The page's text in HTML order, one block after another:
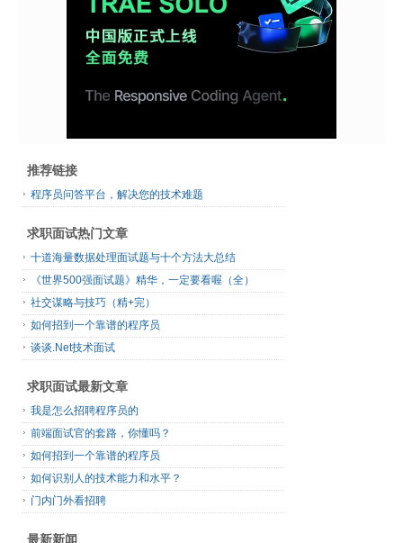
推荐链接
程序员问答平台，解决您的技术难题
求职面试热门文章
十道海量数据处理面试题与十个方法大总结
《世界500强面试题》精华，一定要看喔（全）
社交谋略与技巧（精+完）
如何招到一个靠谱的程序员
谈谈.Net技术面试
求职面试最新文章
我是怎么招聘程序员的
前端面试官的套路，你懂吗？
如何招到一个靠谱的程序员
如何识别人的技术能力和水平？
门内门外看招聘
最新新闻